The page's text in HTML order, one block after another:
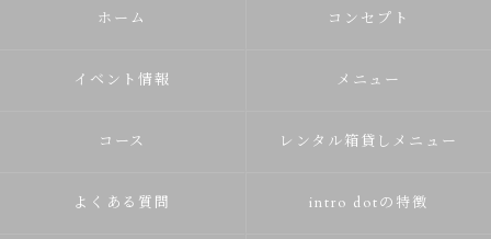
ホーム コンセプト
イベント情報 メニュー
コース レンタル箱貸しメニュー
よくある質問 intro dotの特徴